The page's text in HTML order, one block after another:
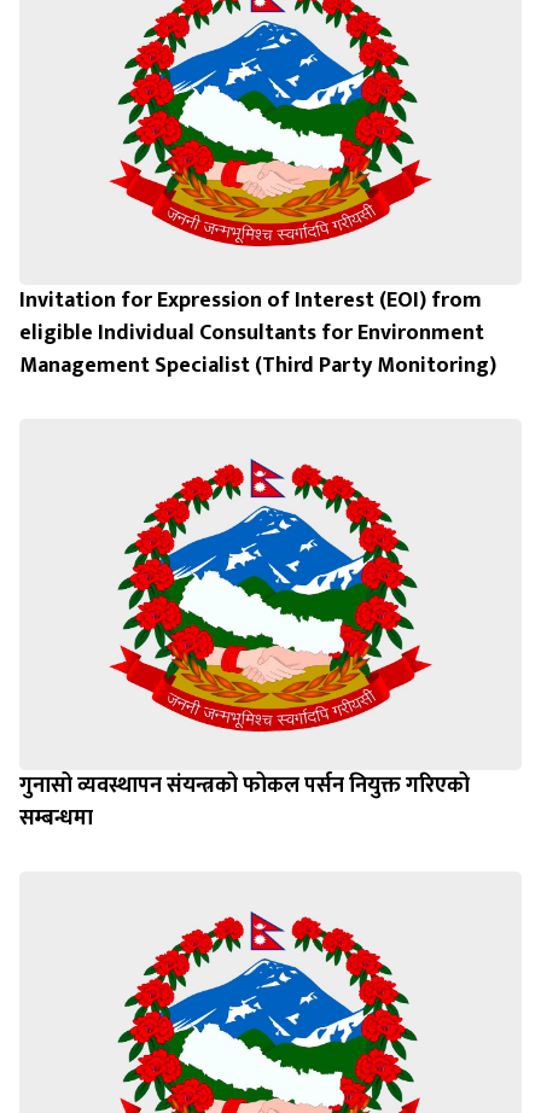
Invitation for Expression of Interest (EOI) from
eligible Individual Consultants for Environment
Management Specialist (Third Party Monitoring)
गुनासो व्यवस्थापन संयन्त्रको फोकल पर्सन नियुक्त गरिएको
सम्बन्धमा